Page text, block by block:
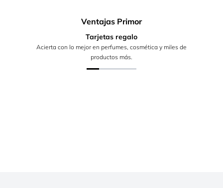
Ventajas Primor
Tarjetas regalo
Acierta con lo mejor en perfumes, cosmética y miles de
productos más.